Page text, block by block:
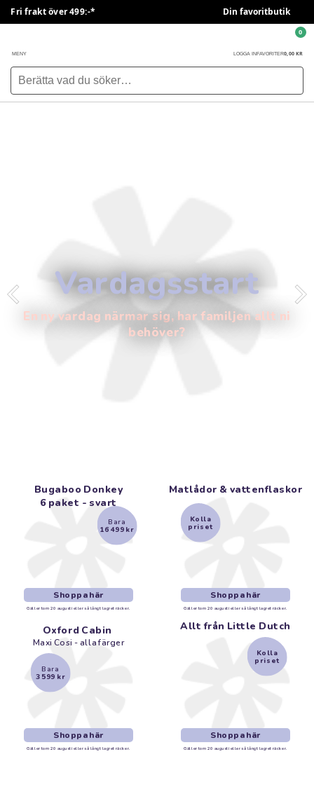
Fri frakt över 499:-* Din favoritbutik
MENY LOGGA IN FAVORITER0,00 KR
0
Vardagsstart
En ny vardag närmar sig, har familjen allt ni
behöver?
Bugaboo Donkey
6 paket - svart
Bara
16 499 kr
Shoppa här
Gäller tom 20 augusti eller så långt lagret räcker.
Matlådor & vattenflaskor
Kolla
priset
Shoppa här
Gäller tom 20 augusti eller så långt lagret räcker.
Oxford Cabin
Maxi Cosi - alla färger
Bara
3 599 kr
Shoppa här
Gäller tom 20 augusti eller så långt lagret räcker.
Allt från Little Dutch
Kolla
priset
Shoppa här
Gäller tom 20 augusti eller så långt lagret räcker.